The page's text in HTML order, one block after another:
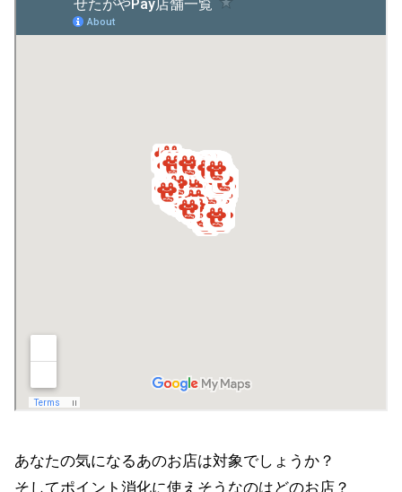
あなたの気になるあのお店は対象でしょうか？
そしてポイント消化に使えそうなのはどのお店？